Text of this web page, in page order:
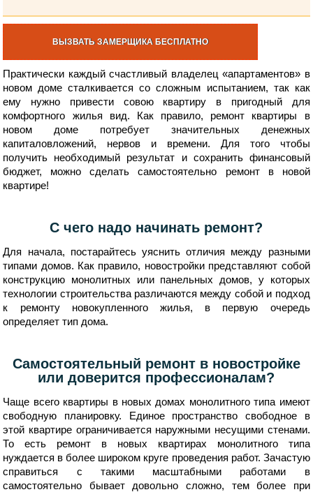
ВЫЗВАТЬ ЗАМЕРЩИКА БЕСПЛАТНО
Практически каждый счастливый владелец «апартаментов» в
новом доме сталкивается со сложным испытанием, так как
ему нужно привести совою квартиру в пригодный для
комфортного жилья вид. Как правило, ремонт квартиры в
новом доме потребует значительных денежных
капиталовложений, нервов и времени. Для того чтобы
получить необходимый результат и сохранить финансовый
бюджет, можно сделать самостоятельно ремонт в новой
квартире!
С чего надо начинать ремонт?
Для начала, постарайтесь уяснить отличия между разными
типами домов. Как правило, новостройки представляют собой
конструкцию монолитных или панельных домов, у которых
технологии строительства различаются между собой и подход
к ремонту новокупленного жилья, в первую очередь
определяет тип дома.
Самостоятельный ремонт в новостройке
или доверится профессионалам?
Чаще всего квартиры в новых домах монолитного типа имеют
свободную планировку. Единое пространство свободное в
этой квартире ограничивается наружными несущими стенами.
То есть ремонт в новых квартирах монолитного типа
нуждается в более широком круге проведения работ. Зачастую
справиться с такими масштабными работами в
самостоятельно бывает довольно сложно, тем более при